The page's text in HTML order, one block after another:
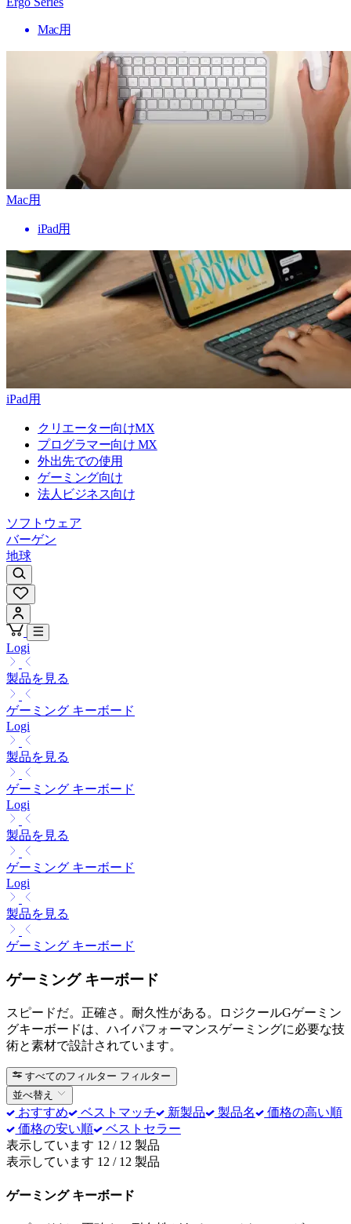
Mac用
Mac用
iPad用
iPad用
クリエーター向けMX
プログラマー向け MX
外出先での使用
ゲーミング向け
法人ビジネス向け
ソフトウェア
バーゲン
地球
Logi
製品を見る
ゲーミング キーボード
Logi
製品を見る
ゲーミング キーボード
Logi
製品を見る
ゲーミング キーボード
Logi
製品を見る
ゲーミング キーボード
ゲーミング キーボード
スピードだ。正確さ。耐久性がある。ロジクールGゲーミン
グキーボードは、ハイパフォーマンスゲーミングに必要な技
術と素材で設計されています。
すべてのフィルター フィルター
並べ替え
おすすめ ベストマッチ 新製品 製品名
価格の高い順
価格の安い順
ベストセラー
表示しています 12 / 12 製品
表示しています 12 / 12 製品
ゲーミング キーボード